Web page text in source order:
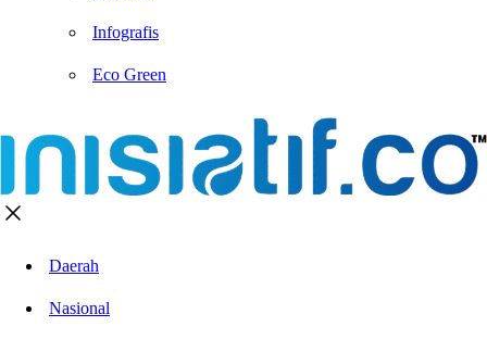
Infografis
Eco Green
Daerah
Nasional